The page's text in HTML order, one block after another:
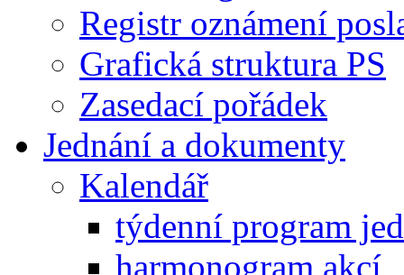
Registr oznámení
Grafická struktura PS
Zasedací pořádek
Jednání a dokumenty
Kalendář
týdenní program
harmonogram akcí